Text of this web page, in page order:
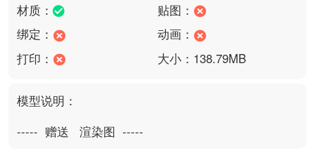
材质：
贴图：
绑定：
动画：
打印：
大小：138.79MB
模型说明：
-----  赠送   渲染图  -----